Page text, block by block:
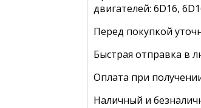
двигателей: 6D16,
Перед покупкой
Быстрая отправка в
Оплата при
Наличный и